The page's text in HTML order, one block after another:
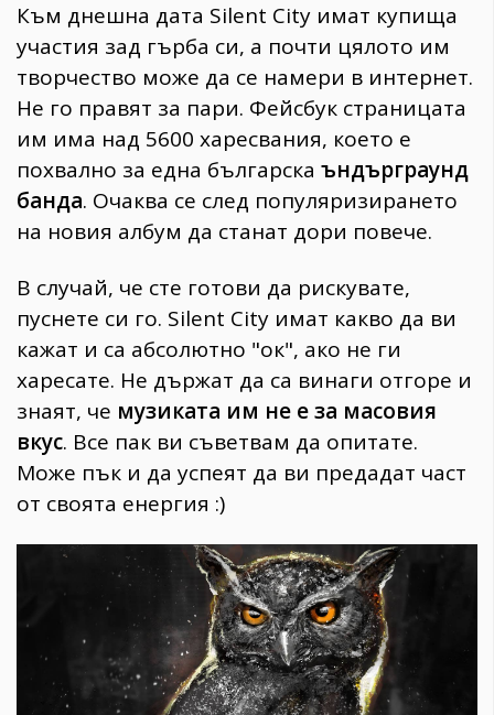
Към днешна дата Silent City имат купища
участия зад гърба си, а почти цялото им
творчество може да се намери в интернет.
Не го правят за пари. Фейсбук страницата
им има над 5600 харесвания, което е
похвално за една българска ъндърграунд
банда. Очаква се след популяризирането
на новия албум да станат дори повече.
В случай, че сте готови да рискувате,
пуснете си го. Silent City имат какво да ви
кажат и са абсолютно "ок", ако не ги
харесате. Не държат да са винаги отгоре и
знаят, че музиката им не е за масовия
вкус. Все пак ви съветвам да опитате.
Може пък и да успеят да ви предадат част
от своята енергия :)